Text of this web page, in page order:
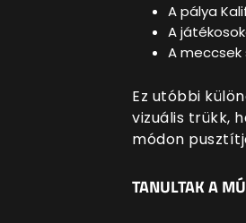
A pálya
A
A meccsek
Ez utóbbi
vizuális trükk,
módon
TANULTAK A